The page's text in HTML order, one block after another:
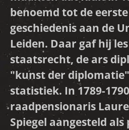
benoemd tot de
geschiedenis aan de
Leiden. Daar gaf hij
staatsrecht, de ars
"kunst der
statistiek. In 1789-
raadpensionaris
Spiegel aangesteld